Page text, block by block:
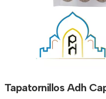
Tapatornillos Adh